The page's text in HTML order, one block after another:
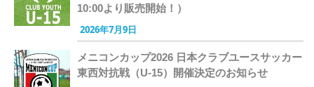
10:00より販売開始！）
2026年7月9日
メニコンカップ2026 日本クラブユースサッカー
東西対抗戦（U-15）開催決定のお知らせ